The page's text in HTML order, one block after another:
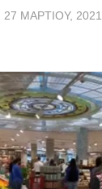
27 ΜΑΡΤΊΟΥ, 2021